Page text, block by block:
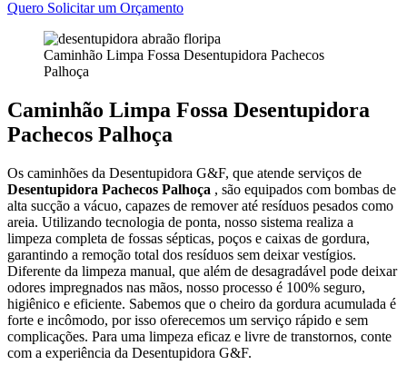
Quero Solicitar um Orçamento
Caminhão Limpa Fossa Desentupidora Pachecos
Palhoça
Caminhão Limpa Fossa Desentupidora
Pachecos Palhoça
Os caminhões da Desentupidora G&F, que atende serviços de
Desentupidora Pachecos Palhoça , são equipados com bombas de
alta sucção a vácuo, capazes de remover até resíduos pesados como
areia. Utilizando tecnologia de ponta, nosso sistema realiza a
limpeza completa de fossas sépticas, poços e caixas de gordura,
garantindo a remoção total dos resíduos sem deixar vestígios.
Diferente da limpeza manual, que além de desagradável pode deixar
odores impregnados nas mãos, nosso processo é 100% seguro,
higiênico e eficiente. Sabemos que o cheiro da gordura acumulada é
forte e incômodo, por isso oferecemos um serviço rápido e sem
complicações. Para uma limpeza eficaz e livre de transtornos, conte
com a experiência da Desentupidora G&F.